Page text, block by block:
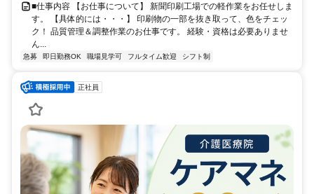
■仕事内容 【お仕事について】 新聞印刷工場での軽作業をお任せしま
す。 【具体的には・・・】 印刷物の一部を抜き取って、色をチェッ
ク！ 品質管理＆調整作業のお仕事です。 経験・資格は必要ありませ
ん...
急募 即日勤務OK 職場見学可 フルタイム歓迎 シフト制
正社員